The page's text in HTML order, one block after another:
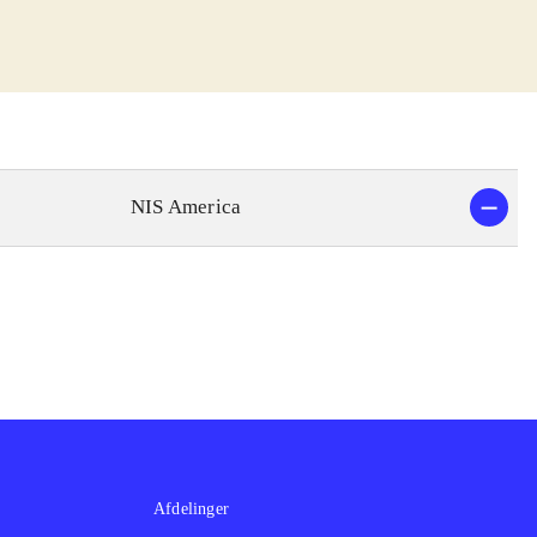
og der er
anmærkninger
NIS America
Afdelinger